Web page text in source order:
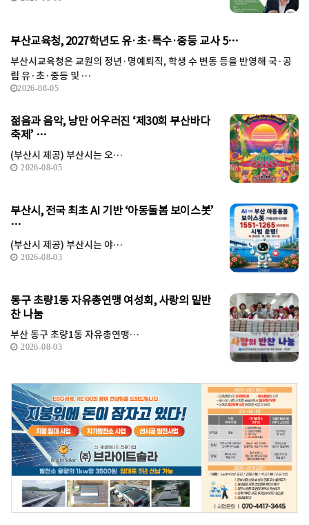
부산교육청, 2027학년도 유·초·특수·중등 교사 5…
부산시교육청은 교원의 정년·명예퇴직, 학생 수 변동 등을 반영해 국·공
립 유·초·중등 및 …
2026-08-05
젊음과 음악, 낭만 어우러진 ‘제30회 부산바다
축제’ …
(부산시 제공) 부산시는 오…
2026-08-05
부산시, 전국 최초 AI 기반 ‘아동돌봄 보이스봇’
…
(부산시 제공) 부산시는 야…
2026-08-03
동구 초량1동 자유총연맹 여성회, 사랑의 밑반
찬 나눔
부산 동구 초량1동 자유총연맹…
2026-08-03